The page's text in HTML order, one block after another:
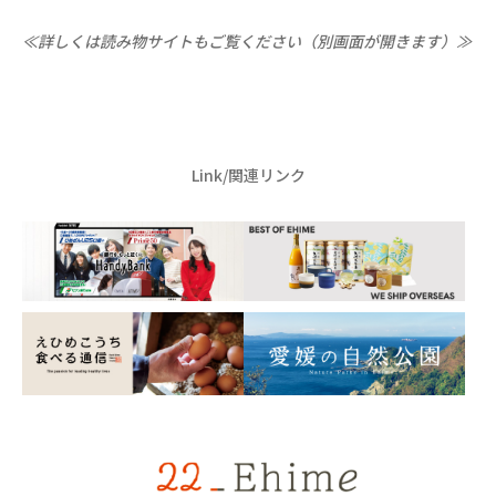
≪詳しくは読み物サイトもご覧ください（別画面が開きます）≫
Link/関連リンク